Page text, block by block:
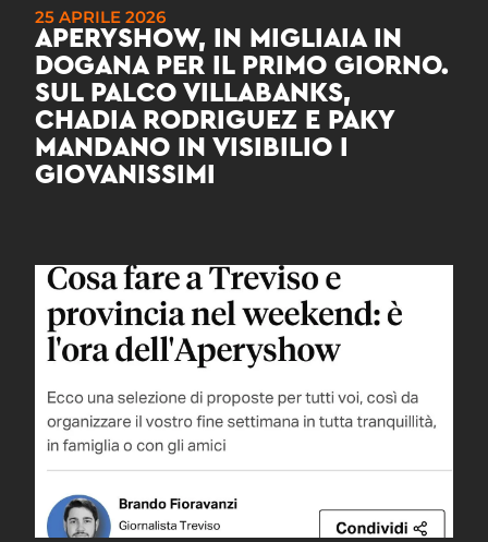
25 APRILE 2026
APERYSHOW, IN MIGLIAIA IN
DOGANA PER IL PRIMO GIORNO.
SUL PALCO VILLABANKS,
CHADIA RODRIGUEZ E PAKY
MANDANO IN VISIBILIO I
GIOVANISSIMI